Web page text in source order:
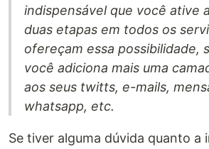
indispensável que você ative
duas etapas em todos os
ofereçam essa possibilidade,
você adiciona mais uma
aos seus twitts, e-mails,
whatsapp, etc.
Se tiver alguma dúvida quanto a